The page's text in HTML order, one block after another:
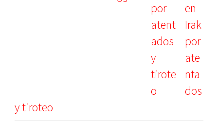
en
Irak
por
ate
nta
dos
y tiroteo